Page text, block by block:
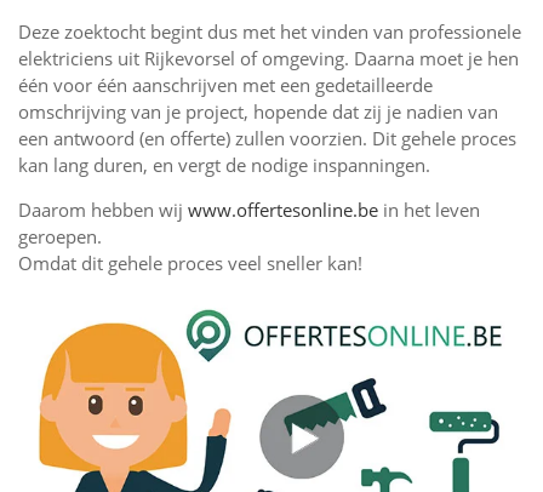
Deze zoektocht begint dus met het vinden van professionele
elektriciens uit Rijkevorsel of omgeving. Daarna moet je hen
één voor één aanschrijven met een gedetailleerde
omschrijving van je project, hopende dat zij je nadien van
een antwoord (en offerte) zullen voorzien. Dit gehele proces
kan lang duren, en vergt de nodige inspanningen.
Daarom hebben wij www.offertesonline.be in het leven
geroepen.
Omdat dit gehele proces veel sneller kan!